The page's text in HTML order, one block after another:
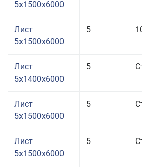
5x1500x6000
Лист
5x1500x6000
5
Лист
5x1400x6000
5
Лист
5x1500x6000
5
Лист
5x1500x6000
5